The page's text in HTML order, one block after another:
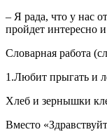
– Я рада, что у нас
пройдет интересно
Словарная работа
1.Любит прыгать и
Хлеб и зернышки
Вместо